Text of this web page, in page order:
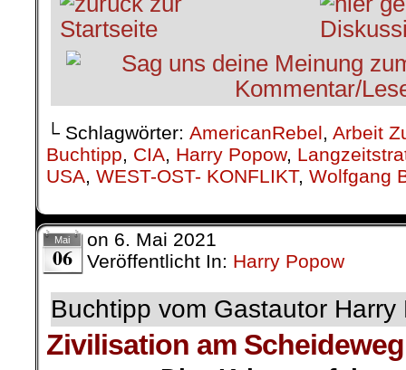
└ Schlagwörter: AmericanRebel, Arbeit
Buchtipp, CIA, Harry Popow,
USA, WEST-OST- KONFLIKT, Wolfgang
Mai
06
on 6. Mai 2021
Veröffentlicht In: Harry Popow
Buchtipp vom Gastautor
Zivilisation am Scheideweg